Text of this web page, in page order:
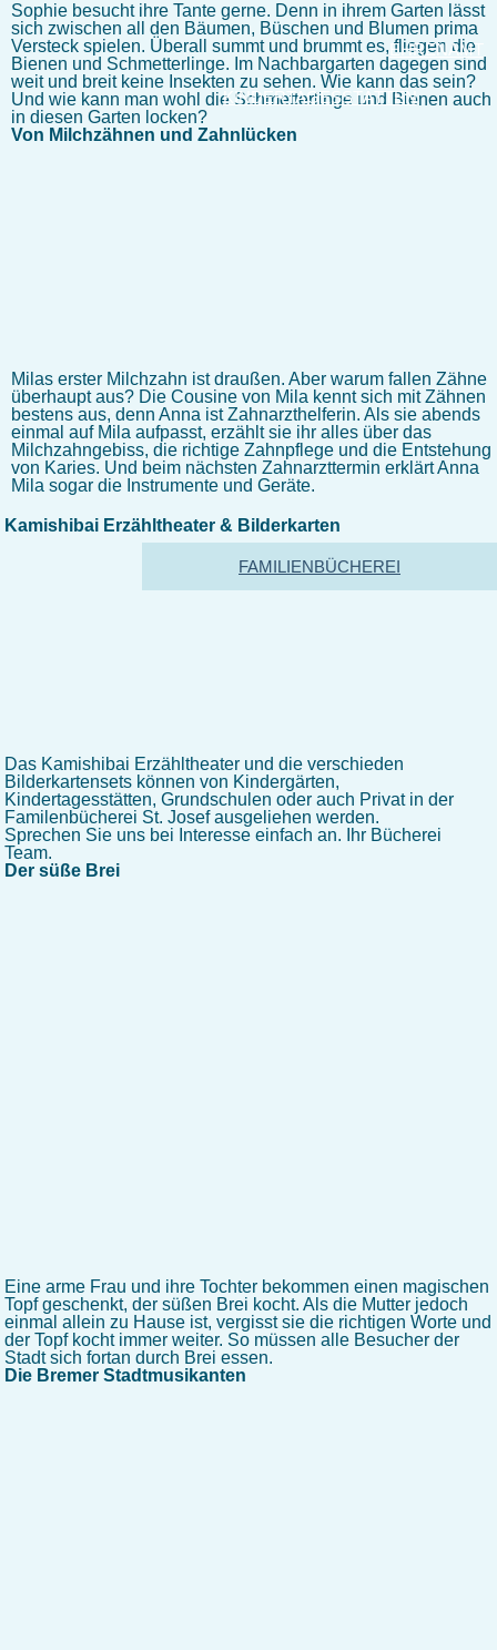
EHRENAMT
KINDERTAGESSTÄTTEN
FAMILIENBÜCHEREI
Sophie besucht ihre Tante gerne. Denn in ihrem Garten lässt
sich zwischen all den Bäumen, Büschen und Blumen prima
Versteck spielen. Überall summt und brummt es, fliegen die
Bienen und Schmetterlinge. Im Nachbargarten dagegen sind
weit und breit keine Insekten zu sehen. Wie kann das sein?
Und wie kann man wohl die Schmetterlinge und Bienen auch
in diesen Garten locken?
Von Milchzähnen und Zahnlücken
Milas erster Milchzahn ist draußen. Aber warum fallen Zähne
überhaupt aus? Die Cousine von Mila kennt sich mit Zähnen
bestens aus, denn Anna ist Zahnarzthelferin. Als sie abends
einmal auf Mila aufpasst, erzählt sie ihr alles über das
Milchzahngebiss, die richtige Zahnpflege und die Entstehung
von Karies. Und beim nächsten Zahnarzttermin erklärt Anna
Mila sogar die Instrumente und Geräte.
Kamishibai Erzähltheater & Bilderkarten
Das Kamishibai Erzähltheater und die verschieden
Bilderkartensets können von Kindergärten,
Kindertagesstätten, Grundschulen oder auch Privat in der
Familenbücherei St. Josef ausgeliehen werden.
Sprechen Sie uns bei Interesse einfach an. Ihr Bücherei
Team.
Der süße Brei
Eine arme Frau und ihre Tochter bekommen einen magischen
Topf geschenkt, der süßen Brei kocht. Als die Mutter jedoch
einmal allein zu Hause ist, vergisst sie die richtigen Worte und
der Topf kocht immer weiter. So müssen alle Besucher der
Stadt sich fortan durch Brei essen.
Die Bremer Stadtmusikanten